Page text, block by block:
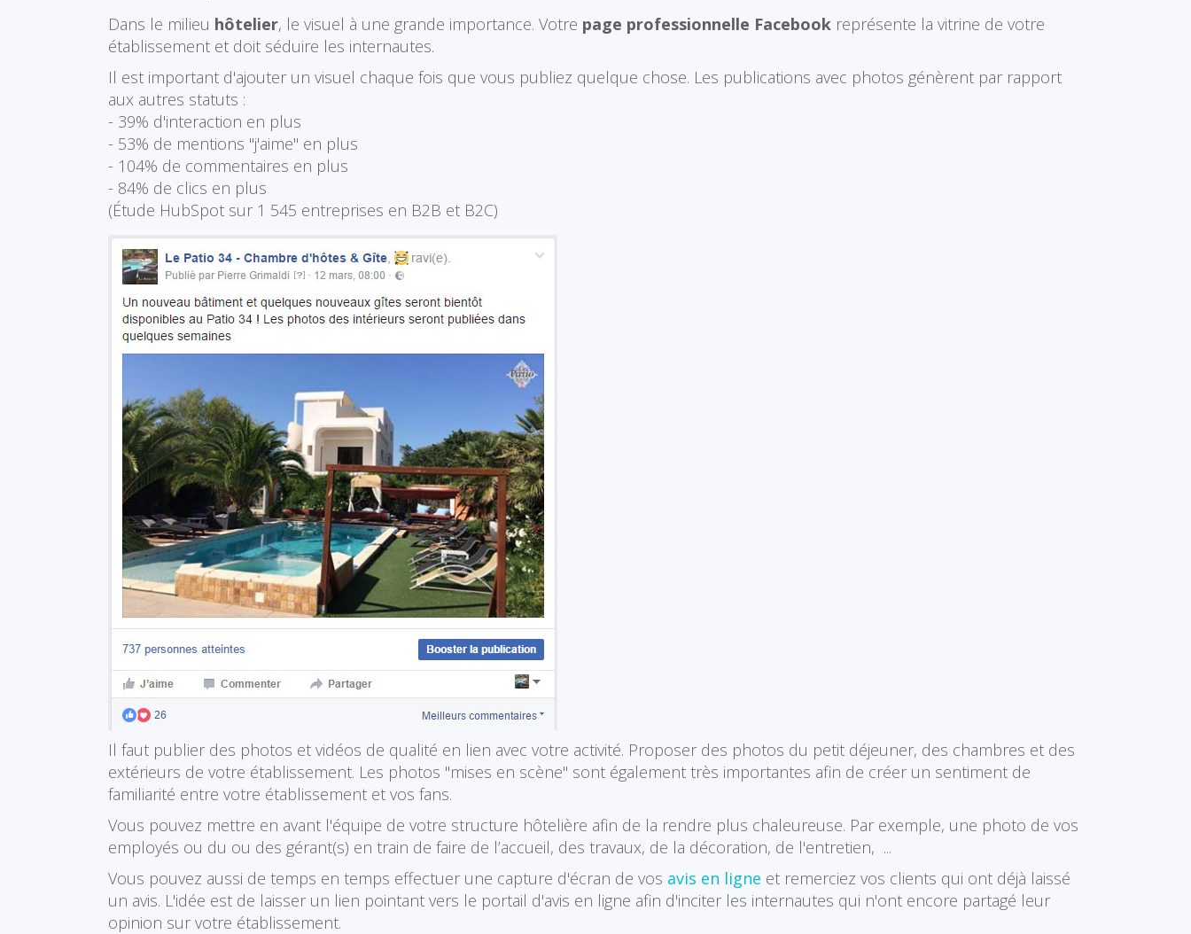
Dans le milieu hôtelier, le visuel à une grande importance. Votre page professionnelle Facebook représente la vitrine de votre
établissement et doit séduire les internautes.
Il est important d'ajouter un visuel chaque fois que vous publiez quelque chose. Les publications avec photos génèrent par rapport
aux autres statuts :
- 39% d'interaction en plus
- 53% de mentions "j'aime" en plus
- 104% de commentaires en plus
- 84% de clics en plus
(Étude HubSpot sur 1 545 entreprises en B2B et B2C)
Il faut publier des photos et vidéos de qualité en lien avec votre activité. Proposer des photos du petit déjeuner, des chambres et des
extérieurs de votre établissement. Les photos "mises en scène" sont également très importantes afin de créer un sentiment de
familiarité entre votre établissement et vos fans.
Vous pouvez mettre en avant l'équipe de votre structure hôtelière afin de la rendre plus chaleureuse. Par exemple, une photo de vos
employés ou du ou des gérant(s) en train de faire de l’accueil, des travaux, de la décoration, de l'entretien, ...
Vous pouvez aussi de temps en temps effectuer une capture d'écran de vos avis en ligne et remerciez vos clients qui ont déjà laissé
un avis. L'idée est de laisser un lien pointant vers le portail d'avis en ligne afin d'inciter les internautes qui n'ont encore partagé leur
opinion sur votre établissement.